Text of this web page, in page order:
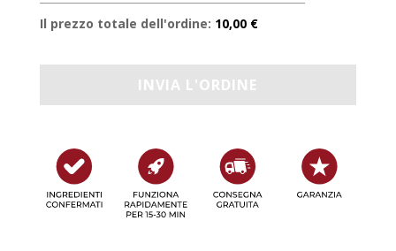
Il prezzo totale dell'ordine: 10,00 €